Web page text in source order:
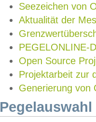
Seezeichen von
Aktualität der
PEGELONLINE-
Open Source
Projektarbeit zur
Generierung von